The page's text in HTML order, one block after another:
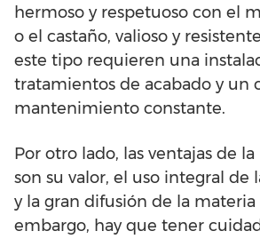
hermoso y respetuoso con el
o el castaño, valioso y
este tipo requieren una
tratamientos de acabado y un
mantenimiento constante.
Por otro lado, las ventajas de
son su valor, el uso integral de
y la gran difusión de la materia
embargo, hay que tener